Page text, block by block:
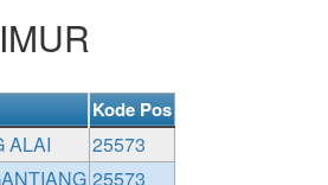
Kode Pos
ALAI
25573
25573